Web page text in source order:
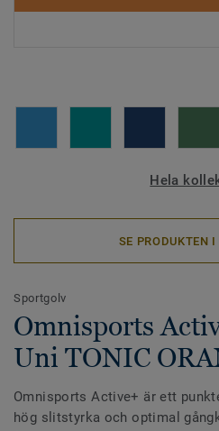
Hela
SE PRODUKTEN
Sportgolv
Omnisports
Uni TONIC
Omnisports Active+ är ett
hög slitstyrka och optimal